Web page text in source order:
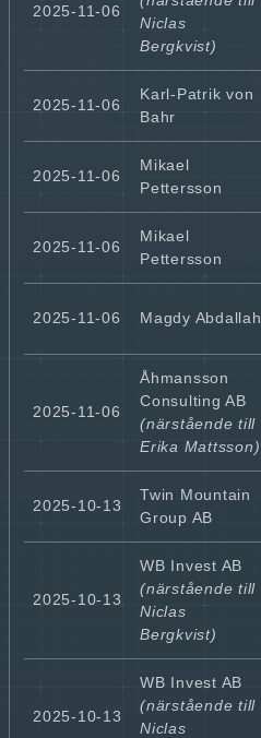
2025-11-06
Niclas
Bergkvist)
2025-11-06
Karl-Patrik von
Bahr
2025-11-06
Mikael
Pettersson
2025-11-06
Mikael
Pettersson
2025-11-06 Magdy Abdallah
2025-11-06
Åhmansson
Consulting AB
(närstående till
Erika Mattsson)
2025-10-13
Twin Mountain
Group AB
2025-10-13
WB Invest AB
(närstående till
Niclas
Bergkvist)
2025-10-13
WB Invest AB
(närstående till
Niclas